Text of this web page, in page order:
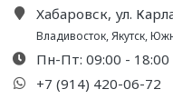
Хабаровск, ул.
Владивосток,Якутск,
Пн-Пт: 09:00 - 18:00
+7 (914) 420-06-72